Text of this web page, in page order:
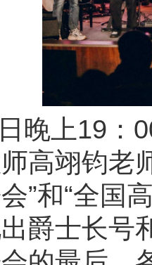
晚上19：
高翊钧老
”和“全国
爵士长号